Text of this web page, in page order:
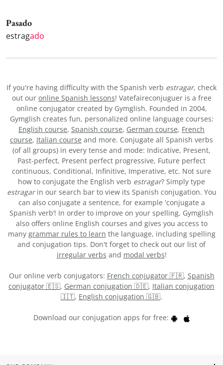
Pasado
estragado
If you're having difficulty with the Spanish verb estragar, check
out our online Spanish lessons! Vatefaireconjuguer is a free
online conjugator created by Gymglish. Founded in 2004,
Gymglish creates fun, personalized online language courses:
English course, Spanish course, German course, French
course, Italian course and more. Conjugate all Spanish verbs
(of all groups) in every tense and mode: Indicative, Present,
Past-perfect, Present perfect progressive, Future perfect
continuous, Conditional, Infinitive, Imperative, etc. Not sure
how to conjugate the English verb estragar? Simply type
estragarin our search bar to view its Spanish conjugation. You
can also conjugate a sentence, for example 'conjugate a
Spanish verb’! In order to improve on your spelling, Gymglish
also offers online English courses and gives you access to
many grammar rules to learn the language, including spelling
and conjugation tips. Don't forget to check out our list of
irregular verbs and modal verbs!
Our online verb conjugators: French conjugator 🇫🇷, Spanish
conjugator 🇪🇸, German conjugation 🇩🇪, Italian conjugation
🇮🇹, English conjugation 🇬🇧.
Download our conjugation apps for free: